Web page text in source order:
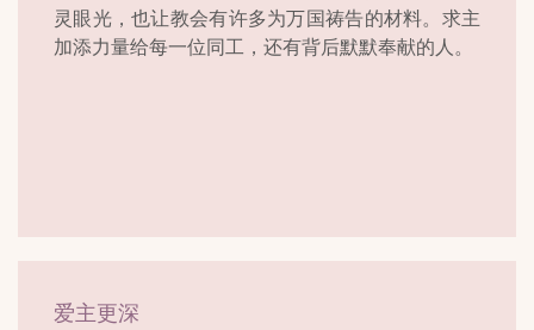
灵眼光，也让教会有许多为万国祷告的材料。求主
加添力量给每一位同工，还有背后默默奉献的人。
爱主更深